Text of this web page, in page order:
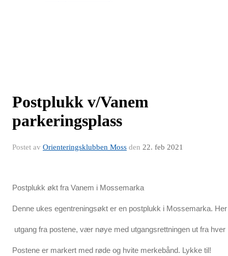
Postplukk v/Vanem
parkeringsplass
Postet av Orienteringsklubben Moss den 22. feb 2021
Postplukk økt fra Vanem i Mossemarka
Denne ukes egentreningsøkt er en postplukk i Mossemarka.
utgang fra postene, vær nøye med utgangsrettningen ut fra
Postene er markert med røde og hvite merkebånd. Lykke til!